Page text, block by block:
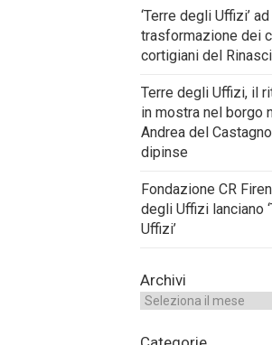
‘Terre degli Uffizi’
trasformazione dei
cortigiani del
Terre degli Uffizi, il
in mostra nel borgo
Andrea del
dipinse
Fondazione CR
degli Uffizi lanciano
Uffizi’
Archivi